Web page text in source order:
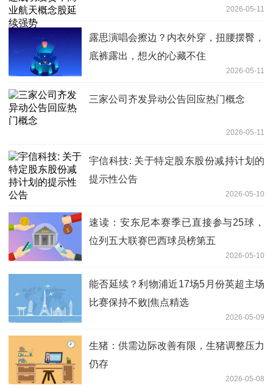
2026-05-11
露思演唱会擦边？内衣外穿，扭腰摆臀，
底裤露出，想火的心藏不住
2026-05-11
三家公司齐发异动公告回应热门概念
2026-05-11
宇信科技: 关于特定股东股份减持计划的
提示性公告
2026-05-10
速读：安东尼本赛季已直接参与25球，
位列五大联赛巴西球员榜第五
2026-05-10
能否延续？利物浦近17场5月份英超主场
比赛保持不败|焦点精选
2026-05-09
生猪：供需边际改善有限，生猪调整压力
仍存
2026-05-08